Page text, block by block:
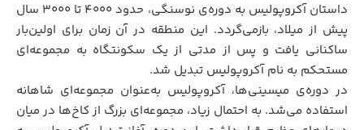
داستان آکروپولیس به دوره‌ی نوسنگی، حدود ۴۰۰۰ تا ۳۰۰۰ سال
پیش از میلاد، بازمی‌گردد. این منطقه در آن زمان برای اولین‌بار
ساکنانی یافت و پس از مدتی از یک سکونتگاه به مجموعه‌ای
مستحکم به نام آکروپولیس تبدیل شد.
در دوره‌ی میسینی‌ها، آکروپولیس به‌عنوان مجموعه‌ای شاهانه
استفاده می‌شد. به احتمال زیاد، مجموعه‌ای بزرگ از کاخ‌ها در میان